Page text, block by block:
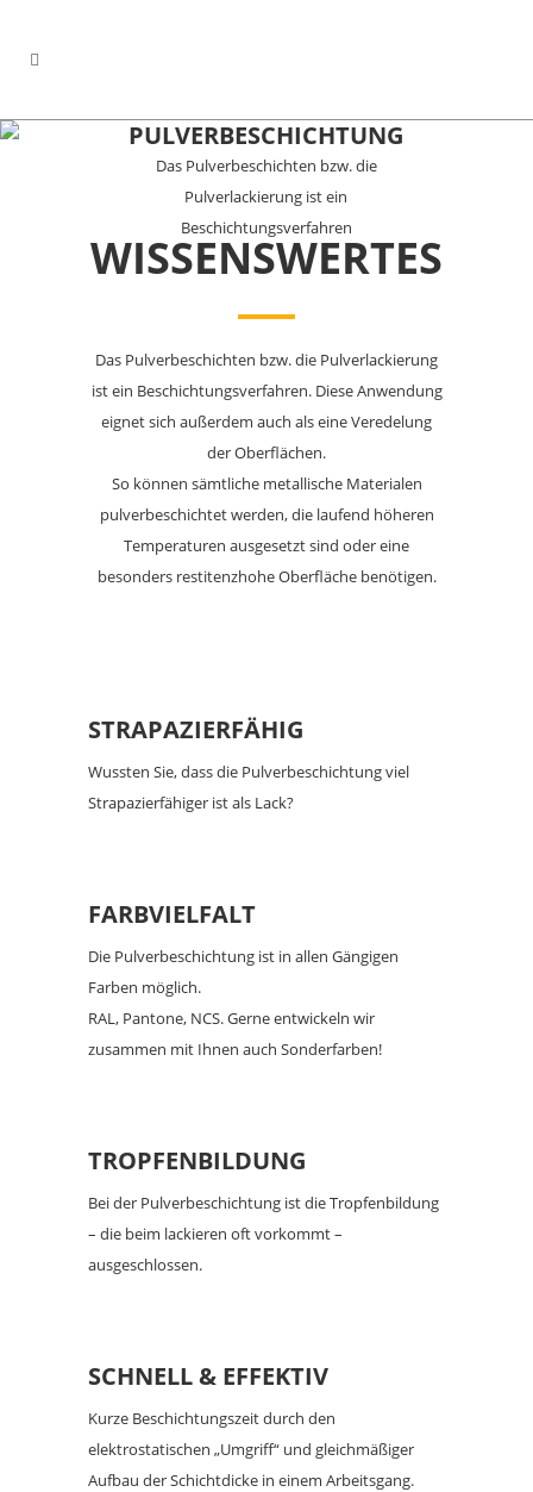
PULVERBESCHICHTUNG
Das Pulverbeschichten bzw. die
Pulverlackierung ist ein
Beschichtungsverfahren
WISSENSWERTES
Das Pulverbeschichten bzw. die Pulverlackierung
ist ein Beschichtungsverfahren. Diese Anwendung
eignet sich außerdem auch als eine Veredelung
der Oberflächen.
So können sämtliche metallische Materialen
pulverbeschichtet werden, die laufend höheren
Temperaturen ausgesetzt sind oder eine
besonders restitenzhohe Oberfläche benötigen.
STRAPAZIERFÄHIG
Wussten Sie, dass die Pulverbeschichtung viel
Strapazierfähiger ist als Lack?
FARBVIELFALT
Die Pulverbeschichtung ist in allen Gängigen
Farben möglich.
RAL, Pantone, NCS. Gerne entwickeln wir
zusammen mit Ihnen auch Sonderfarben!
TROPFENBILDUNG
Bei der Pulverbeschichtung ist die Tropfenbildung
– die beim lackieren oft vorkommt –
ausgeschlossen.
SCHNELL & EFFEKTIV
Kurze Beschichtungszeit durch den
elektrostatischen „Umgriff“ und gleichmäßiger
Aufbau der Schichtdicke in einem Arbeitsgang.